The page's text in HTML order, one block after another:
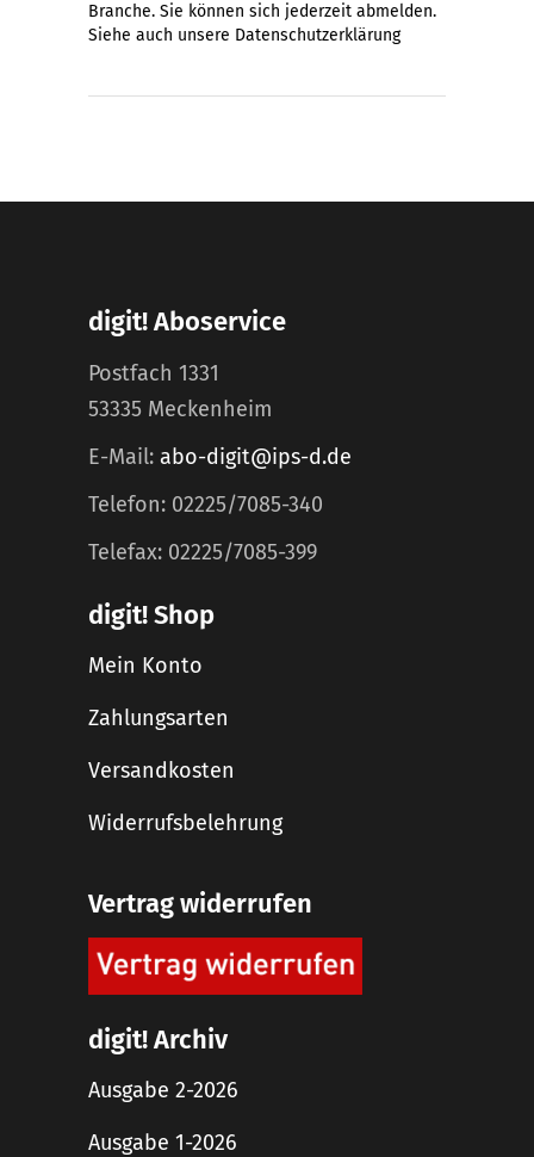
Branche. Sie können sich jederzeit abmelden.
Siehe auch unsere Datenschutzerklärung
digit! Aboservice
Postfach 1331
53335 Meckenheim
E-Mail: abo-digit@ips-d.de
Telefon: 02225/7085-340
Telefax: 02225/7085-399
digit! Shop
Mein Konto
Zahlungsarten
Versandkosten
Widerrufsbelehrung
Vertrag widerrufen
digit! Archiv
Ausgabe 2-2026
Ausgabe 1-2026